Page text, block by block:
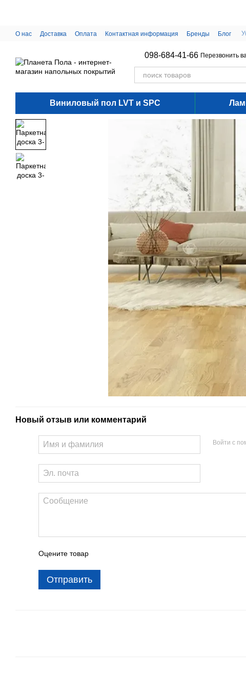
О нас Доставка Оплата Контактная информация Бренды Блог
098-684-41-66 Перезвонить
Виниловый пол LVT и SPC
Новый отзыв или комментарий
Войти с
Оцените товар
Отправить